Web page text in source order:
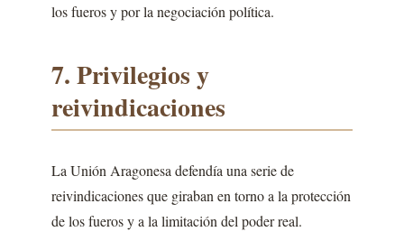
los fueros y por la negociación política.
7. Privilegios y
reivindicaciones
La Unión Aragonesa defendía una serie de
reivindicaciones que giraban en torno a la protección
de los fueros y a la limitación del poder real.